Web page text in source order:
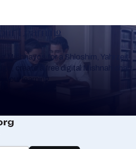
Learning
Mishnayos for a Shloshim, Yahrzeit
create a free digital Mishnah chart
your learning.